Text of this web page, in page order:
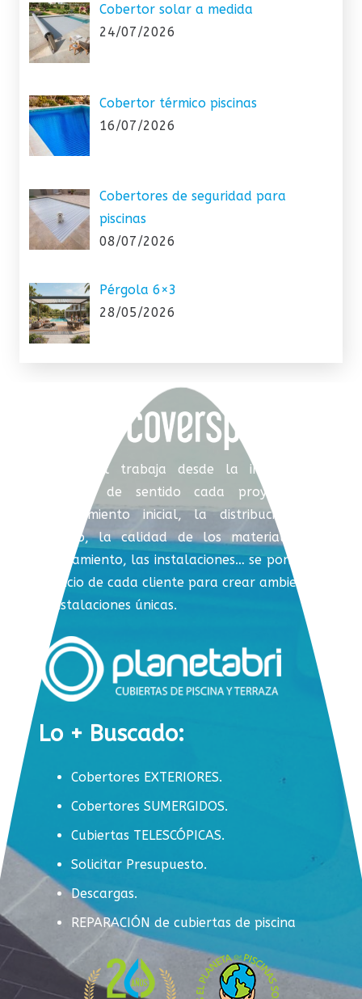
Cobertor solar a medida
24/07/2026
Cobertor térmico piscinas
16/07/2026
Cobertores de seguridad para
piscinas
08/07/2026
Pérgola 6×3
28/05/2026
Coverspool trabaja desde la integración,
dotando de sentido cada proyecto. El
asesoramiento inicial, la distribución del
espacio, la calidad de los materiales, el
equipamiento, las instalaciones… se ponen al
servicio de cada cliente para crear ambientes
e instalaciones únicas.
Lo + Buscado:
Cobertores EXTERIORES.
Cobertores SUMERGIDOS.
Cubiertas TELESCÓPICAS.
Solicitar Presupuesto.
Descargas.
REPARACIÓN de cubiertas de piscina